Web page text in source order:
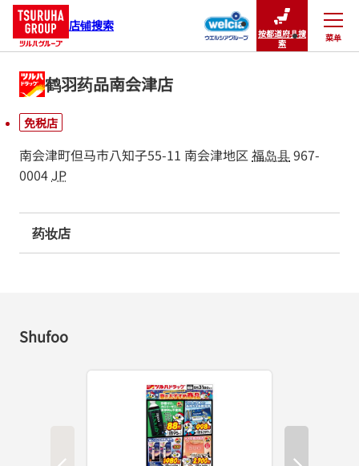
店铺搜索
按都道府县搜
索
菜单
关闭
鹤羽药品南会津店
免税店
南会津町但马市八知子55-11 南会津地区福岛县967-
0004JP
药妆店
Shufoo